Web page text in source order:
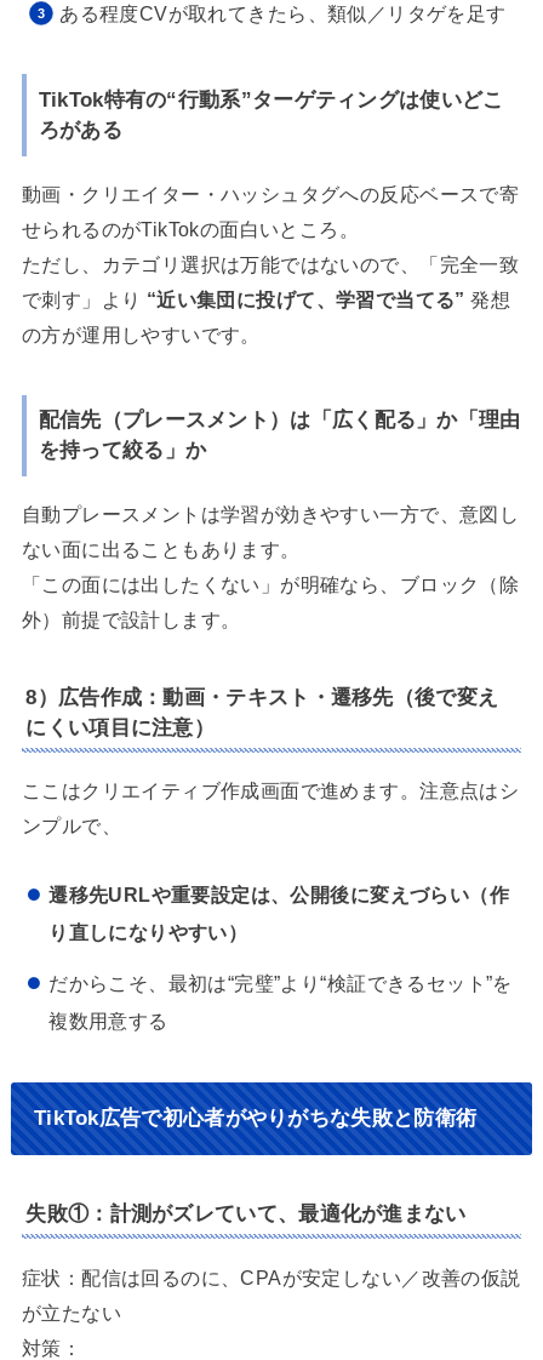
ある程度CVが取れてきたら、類似／リタゲを足す
TikTok特有の“行動系”ターゲティングは使いどこ
ろがある
動画・クリエイター・ハッシュタグへの反応ベースで寄
せられるのがTikTokの面白いところ。
ただし、カテゴリ選択は万能ではないので、「完全一致
で刺す」より “近い集団に投げて、学習で当てる” 発想
の方が運用しやすいです。
配信先（プレースメント）は「広く配る」か「理由
を持って絞る」か
自動プレースメントは学習が効きやすい一方で、意図し
ない面に出ることもあります。
「この面には出したくない」が明確なら、ブロック（除
外）前提で設計します。
8）広告作成：動画・テキスト・遷移先（後で変え
にくい項目に注意）
ここはクリエイティブ作成画面で進めます。注意点はシ
ンプルで、
遷移先URLや重要設定は、公開後に変えづらい（作
り直しになりやすい）
だからこそ、最初は“完璧”より“検証できるセット”を
複数用意する
TikTok広告で初心者がやりがちな失敗と防衛術
失敗①：計測がズレていて、最適化が進まない
症状：配信は回るのに、CPAが安定しない／改善の仮説
が立たない
対策：